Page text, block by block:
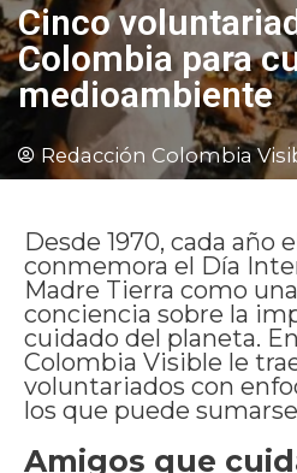
Cinco
Colombia para
medioambiente
Redacción Colombia
Desde 1970, cada año
conmemora el Día
Madre Tierra como
conciencia sobre la
cuidado del planeta.
Colombia Visible le
voluntariados con
los que puede
Amigos que